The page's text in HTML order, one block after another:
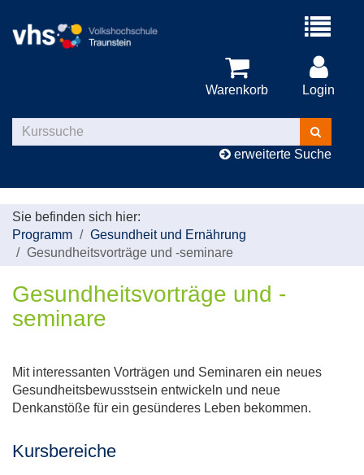
Menü
Warenkorb Login
Kurse
suchen
erweiterte Suche
Sie befinden sich hier:
Programm
Gesundheit und Ernährung
Gesundheitsvorträge und -seminare
Gesundheitsvorträge und -
seminare
Mit interessanten Vorträgen und Seminaren ein neues
Gesundheitsbewusstsein entwickeln und neue
Denkanstöße für ein gesünderes Leben bekommen.
Kursbereiche